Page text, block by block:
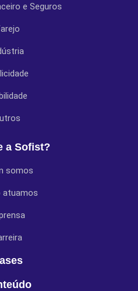
e Seguros
a Sofist?
somos
atuamos